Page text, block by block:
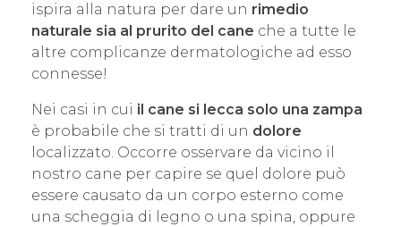
ispira alla natura per dare un rimedio
naturale sia al prurito del cane che a tutte le
altre complicanze dermatologiche ad esso
connesse!
Nei casi in cui il cane si lecca solo una zampa
è probabile che si tratti di un dolore
localizzato. Occorre osservare da vicino il
nostro cane per capire se quel dolore può
essere causato da un corpo esterno come
una scheggia di legno o una spina, oppure